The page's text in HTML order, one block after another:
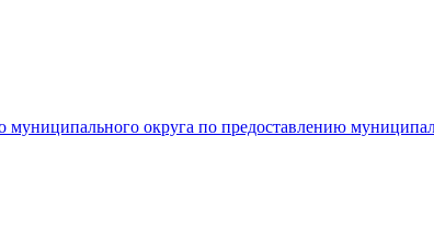
округа по предоставлению